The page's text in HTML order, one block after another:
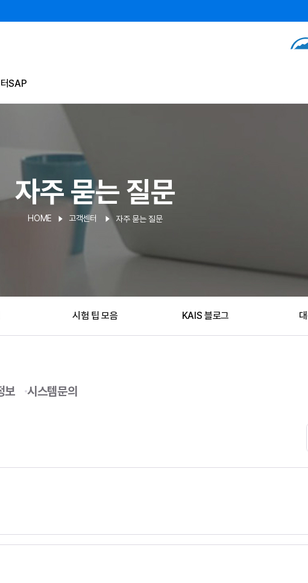
SAP
자주 묻는 질문
HOME 고객센터 자주 묻는 질문
시험 팁 모음 KAIS 블로그
보 시스템문의